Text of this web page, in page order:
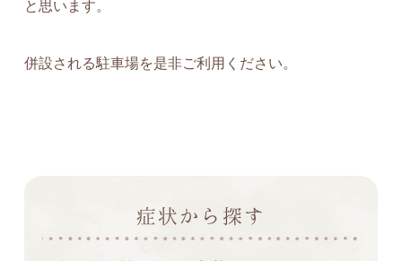
と思います。
併設される駐車場を是非ご利用ください。
症状から探す